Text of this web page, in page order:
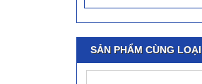
SẢN PHẨM CÙNG LOẠI